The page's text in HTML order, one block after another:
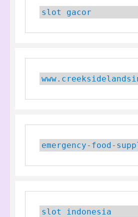
slot gacor
emergency-food-
slot indonesia